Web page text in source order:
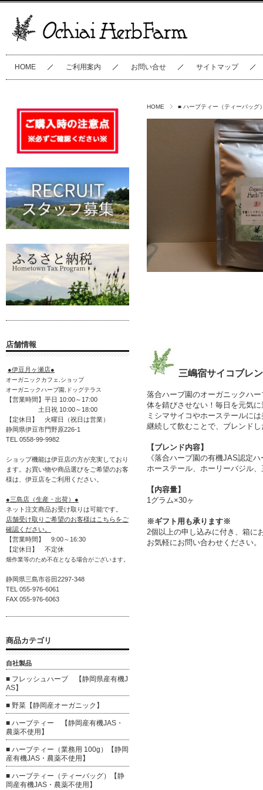
HOME ご利用案内 お問い合せ サイトマップ
HOME ■ ハーブティー（ティーバッグ
三嶋宿サイコブレ
落合ハーブ園のオーガニックハ
体を錆びさせない！毎日を元気
ミシマサイコやホーステールに
継続して飲むことで、ブレンド
【ブレンド内容】
《落合ハーブ園の有機JAS認定ハ
ホーステール、ホーリーバジル
【内容量】
1グラム×30ヶ
※ギフト用も承ります※
2個以上の申し込みに付き、箱に
お気軽にお問い合わせください。
店舗情報
●伊豆月ヶ瀬店●
オーガニックカフェ,ショップ
オーガニックハーブ園,ドッグテラス
【営業時間】平日 10:00～17:00
土日祝 10:00～18:00
【定休日】 火曜日（祝日は営業）
静岡県伊豆市門野原226-1
TEL 0558-99-9982
ショップ機能は伊豆店の方が充実しており
ます。お買い物や商品選びをご希望のお客
様は、伊豆店をご利用ください。
●三島店（生産・出荷）●
ネット注文商品お受け取りは可能です。
店舗受け取りご希望のお客様はこちらをご
確認ください。
【営業時間】 9:00～16:30
【定休日】 不定休
畑作業等のため不在となる場合がございます。
静岡県三島市谷田2297-348
TEL 055-976-6061
FAX 055-976-6063
商品カテゴリ
自社製品
■ フレッシュハーブ 【静岡県産有機J
AS】
■ 野菜【静岡産オーガニック】
■ ハーブティー 【静岡産有機JAS・
農薬不使用】
■ ハーブティー（業務用 100g）【静岡
産有機JAS・農薬不使用】
■ ハーブティー（ティーバッグ）【静
岡産有機JAS・農薬不使用】